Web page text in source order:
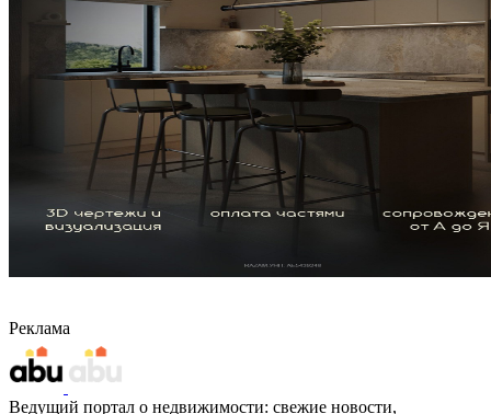
Реклама
Ведущий портал о недвижимости: свежие новости,